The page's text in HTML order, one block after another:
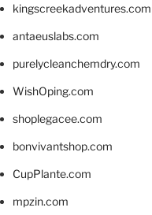
kingscreekadventures.com
antaeuslabs.com
purelycleanchemdry.com
WishOping.com
shoplegacee.com
bonvivantshop.com
CupPlante.com
mpzin.com